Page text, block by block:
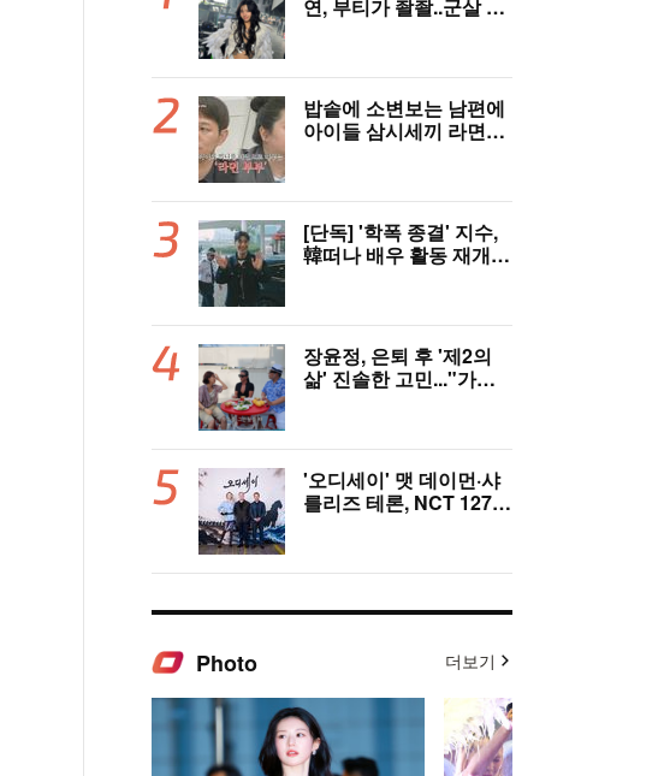
연, 부티가 좔좔..군살 제
밥솥에 소변보는 남편에
아이들 삼시세끼 라면…
[단독] '학폭 종결' 지수,
韓떠나 배우 활동 재개
터뷰)
장윤정, 은퇴 후 '제2의
삶' 진솔한 고민..."가수
'오디세이' 맷 데이먼·샤
를리즈 테론, NCT 127
Photo 더보기